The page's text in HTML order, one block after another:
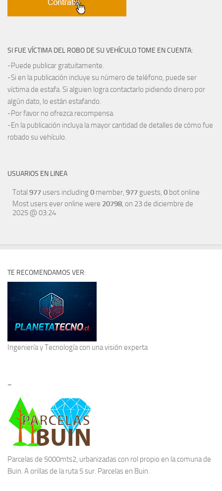
SI FUE VÍCTIMA DEL ROBO DE SU VEHÍCULO TOME EN CUENTA:
-Puede publicar gratuitamente.
-Si en la publicación incluye su número de teléfono, puede ser
víctima de estafa. Si alguien logra contactarlo pidiendo dinero por
algún dato, lo están estafando.
-Por favor no ofrezca recompensa.
-En la publicación incluya la mayor cantidad de detalles de cómo fue
robado su vehículo.
USUARIOS EN LINEA
Total 977 users including0 member, 977 guests, 0 bot online
Most users ever online were 20798, on 23 de diciembre de
2025 @ 03:24
TE RECOMENDAMOS VER:
Ingeniería y Tecnologíacon una visión experta
–
Parcelas de 5000mts2, urbanizadas con rol propio en la comuna de
Buin. A orillas de la ruta 5 sur. Parcelas en Buin.